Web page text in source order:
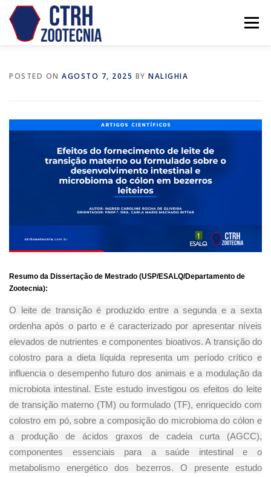
content
Menu
POSTED ON AGOSTO 7, 2025 BY NALIGHIA
Resumo da Dissertação de Mestrado (USP/ESALQ/Departamento de
Zootecnia):
O leite de transição é produzido entre a segunda e a sexta
ordenha após o parto e é caracterizado por apresentar níveis
elevados de nutrientes e componentes bioativos. A transição do
colostro para a dieta líquida representa um período crítico e
influencia o desempenho futuro dos animais e a modulação da
microbiota intestinal. Este estudo investigou os efeitos do leite
de transição materno (TM) ou formulado (TF), enriquecido com
colostro em pó, sobre a composição do microbioma do cólon e
a produção de ácidos graxos de cadeia curta (AGCC),
componentes essenciais para a saúde intestinal e o
metabolismo energético dos bezerros. O presente estudo